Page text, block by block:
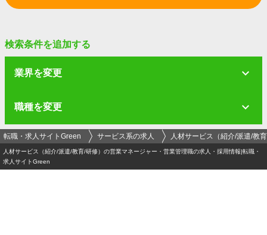
検索条件を追加する
業界を変更
職種を変更
転職・求人サイトGreen サービス系の求人 人材サービス（紹介/派遣/教
人材サービス（紹介/派遣/教育/研修）の営業マネージャー・営業管理職の求人・採用情報|転職・
求人サイトGreen